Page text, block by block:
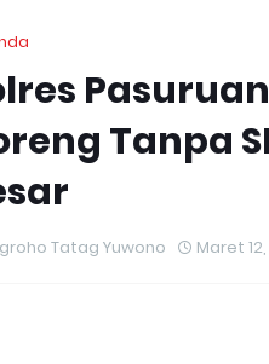
Tanpa
Tatag Yuwono Maret